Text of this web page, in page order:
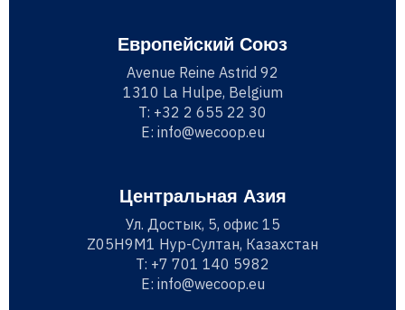
Европейский Союз
Avenue Reine Astrid 92
1310 La Hulpe, Belgium
T: +32 2 655 22 30
E: info@wecoop.eu
Центральная Азия
Ул. Достык, 5, офис 15
Z05H9M1 Нур-Султан, Казахстан
T: +7 701 140 5982
E: info@wecoop.eu